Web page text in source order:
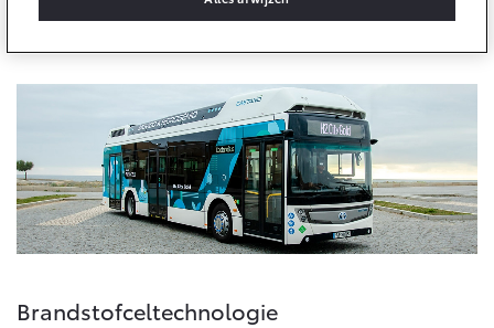
Corolla Cross
Vanaf € 39.995,-
Toyota C-HR
HYBRIDE
Vanaf € 36.495,-
Toyota C-HR+
RAV4
Onderdelen & Accessoires
Onderdelen
Accessoires
Banden
Laadpas
Energie en slim laden
Verzekeren
Toyota Autoverzekering
Toyota Hybride Autoverzekering
Financieren of leasen
Verzekeren
CaetanoBus en het beroemde beeldmerk van Toyota te
Brandstofceltechnologie